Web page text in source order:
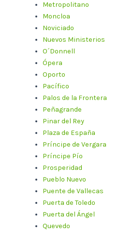
Metropolitano
Moncloa
Noviciado
Nuevos Ministerios
O´Donnell
Ópera
Oporto
Pacífico
Palos de la Frontera
Peñagrande
Pinar del Rey
Plaza de España
Príncipe de Vergara
Príncipe Pío
Prosperidad
Pueblo Nuevo
Puente de Vallecas
Puerta de Toledo
Puerta del Ángel
Quevedo